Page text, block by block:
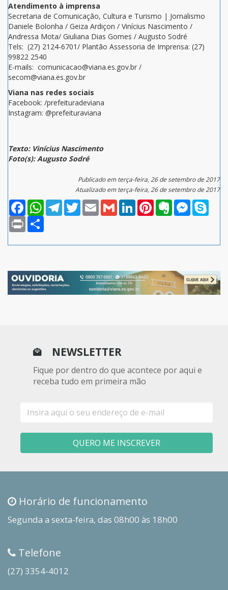
Atendimento à imprensa
Secretaria de Comunicação, Cultura e Turismo | Jornalismo
Daniele Bolonha / Geiza Ardiçon / Vinícius Nascimento /
Andressa Mota/ Giuliana Dias Gomes / Augusto Sodré
Tels: (27) 2124-6701/ Plantão Assessoria de Imprensa: (27)
99822 2540
E-mails: comunicacao@viana.es.gov.br /
secom@viana.es.gov.br
Viana nas redes sociais
Facebook: /prefeituradeviana
Instagram: @prefeituraviana
Texto: Vinícius Nascimento
Foto(s): Augusto Sodré
Publicado em terça-feira, 26 de setembro de 2017
Atualizado em terça-feira, 26 de setembro de 2017
FacebookWhatsAppTelegramTwitterEmail Gmail LinkedInPinterestEvernoteMessenger
Print
NEWSLETTER
Fique por dentro do que acontece por aqui e
receba tudo em primeira mão
mail
QUERO ME INSCREVER
Horário de funcionamento
Segunda a sexta-feira, das 08h00 às 18h00
Telefone
(27) 3354-4012